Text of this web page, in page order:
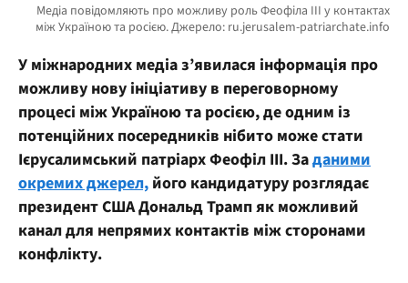
У міжнародних медіа з’явилася інформація про
можливу нову ініціативу в переговорному
процесі між Україною та росією, де одним із
потенційних посередників нібито може стати
Ієрусалимський патріарх Феофіл III. Заданими
окремих джерел, його кандидатуру розглядає
президент США Дональд Трамп як можливий
канал для непрямих контактів між сторонами
конфлікту.